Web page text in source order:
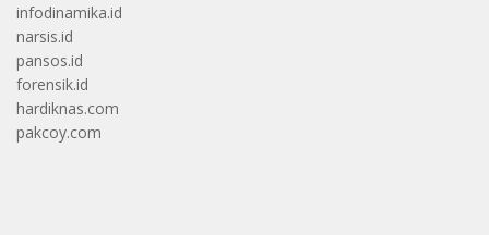
infodinamika.id
narsis.id
pansos.id
forensik.id
hardiknas.com
pakcoy.com